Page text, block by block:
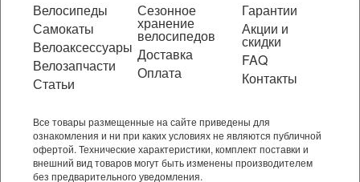
Велосипеды
Самокаты
Велоаксессуары
Велозапчасти
Статьи
Сезонное
хранение
велосипедов
Доставка
Оплата
Гарантии
Акции и
скидки
FAQ
Контакты
Все товары размещенные на сайте приведены для
ознакомления и ни при каких условиях не являются публичной
офертой. Технические характеристики, комплект поставки и
внешний вид товаров могут быть изменены производителем
без предварительного уведомления.